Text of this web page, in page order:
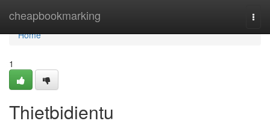
cheapbookmarking
Home
Home
1
Thietbidientu